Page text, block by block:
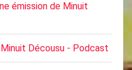
émission de Minuit
Décousu - Podcast